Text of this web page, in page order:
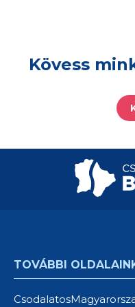
Kövess
TOVÁBBI